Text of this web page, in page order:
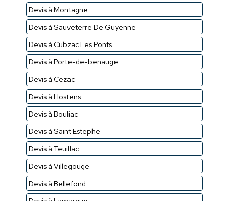
Devis à Montagne
Devis à Sauveterre De Guyenne
Devis à Cubzac Les Ponts
Devis à Porte-de-benauge
Devis à Cezac
Devis à Hostens
Devis à Bouliac
Devis à Saint Estephe
Devis à Teuillac
Devis à Villegouge
Devis à Bellefond